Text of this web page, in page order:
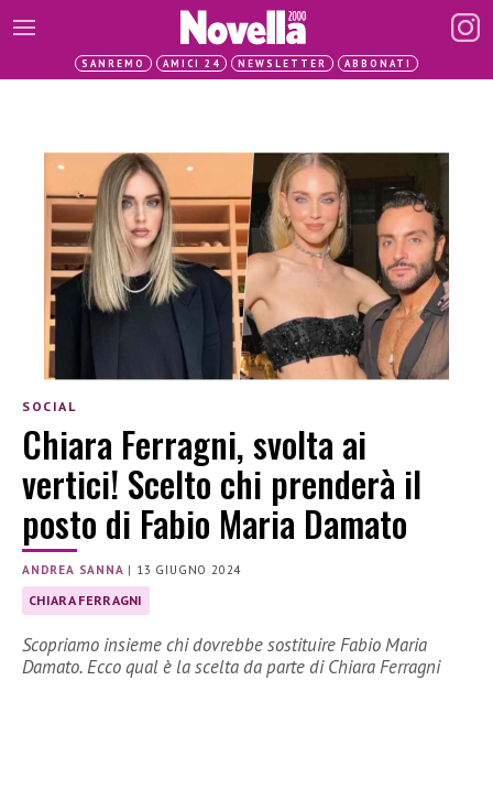
SANREMO AMICI 24 NEWSLETTER ABBONATI
SOCIAL
Chiara Ferragni, svolta ai
vertici! Scelto chi prenderà il
posto di Fabio Maria Damato
ANDREA SANNA | 13 GIUGNO 2024
CHIARA FERRAGNI
Scopriamo insieme chi dovrebbe sostituire Fabio Maria
Damato. Ecco qual è la scelta da parte di Chiara Ferragni